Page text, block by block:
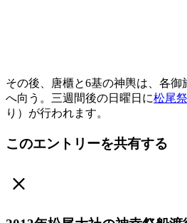
その後、唐櫃と6基の神輿は、各御
へ向う。三週間後の日曜日に松尾
り）が行われます。
このエントリーを共有する